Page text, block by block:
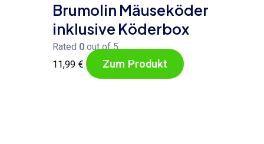
Brumolin Mäuseköder
inklusive Köderbox
Rated 0 out of 5
11,99 € Zum Produkt